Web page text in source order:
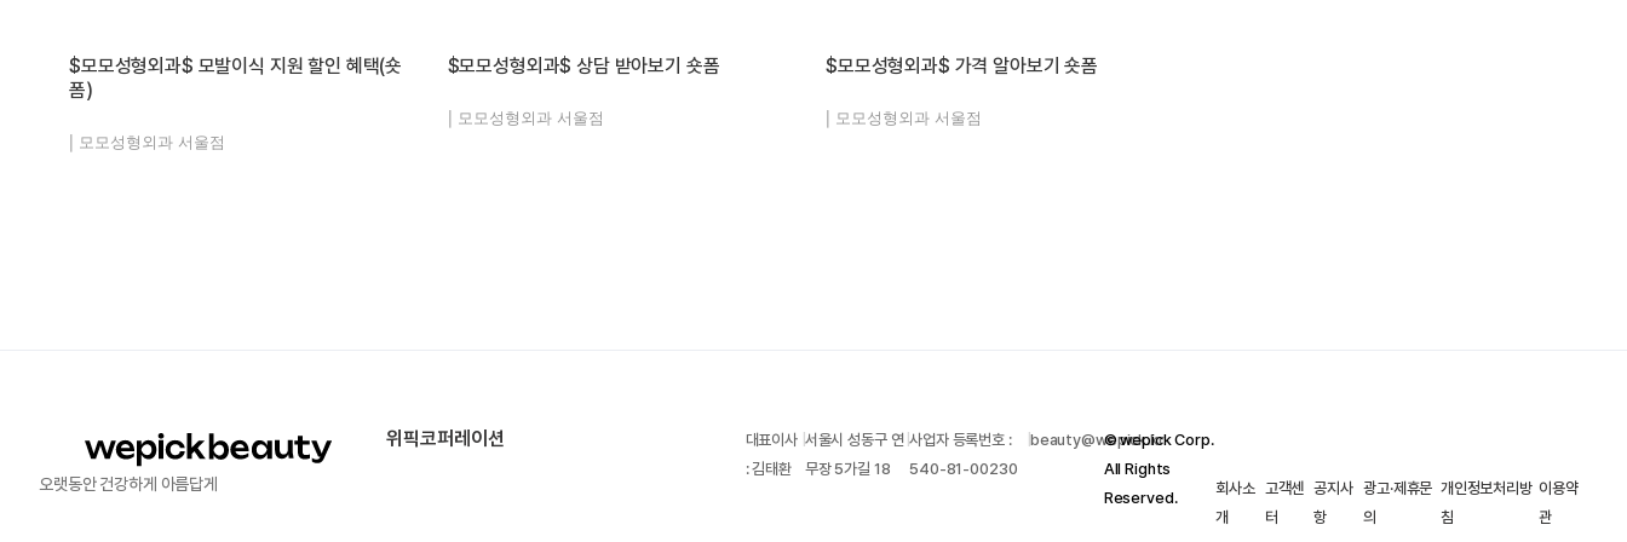
$모모성형외과$ 모발이식 지원 할인 혜택(숏
폼)
| 모모성형외과 서울점
$모모성형외과$ 상담 받아보기 숏폼
| 모모성형외과 서울점
$모모성형외과$ 가격 알아보기 숏폼
| 모모성형외과 서울점
오랫동안 건강하게 아름답게
위픽코퍼레이션
대표이사
: 김태환
|서울시 성동구 연
무장 5가길 18
|사업자 등록번호 :
540-81-00230
|beauty@wepick.kr
© wepick Corp.
All Rights
Reserved.
회사소
개
고객센
터
공지사
항
광고·제휴문
의
개인정보처리방
침
이용약
관